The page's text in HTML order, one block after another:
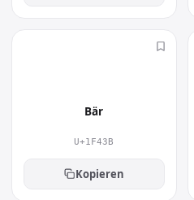
Bär
U+1F43B
Kopieren